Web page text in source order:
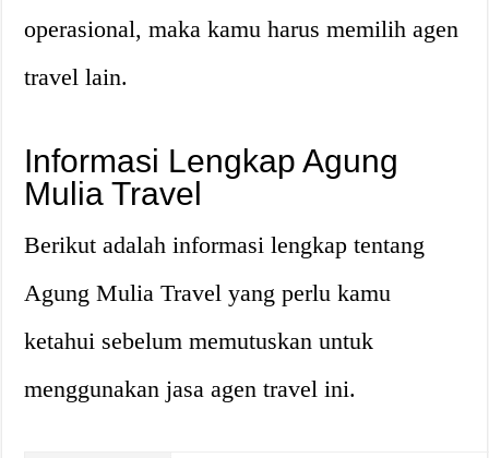
operasional, maka kamu harus memilih agen
travel lain.
Informasi Lengkap Agung
Mulia Travel
Berikut adalah informasi lengkap tentang
Agung Mulia Travel yang perlu kamu
ketahui sebelum memutuskan untuk
menggunakan jasa agen travel ini.